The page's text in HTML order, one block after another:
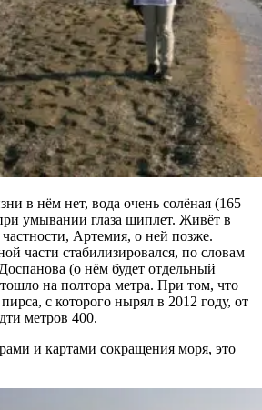
в нём нет, вода очень солёная (165
умывании глаза щиплет. Живёт в
Артемия, о ней позже.
части стабилизировался, по словам
(о нём будет отдельный
на полтора метра. При том, что
с которого нырял в 2012 году, от
метров 400.
и картами сокращения моря, это